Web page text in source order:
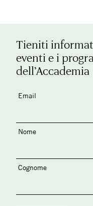
Tieniti
eventi e i
dell’Accademia
Email
Nome
Cognome